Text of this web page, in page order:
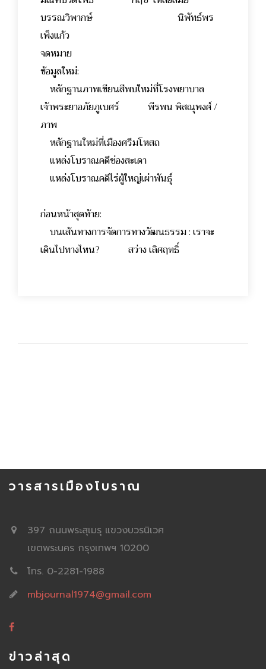
บรรณวิพากษ์ นิพัทธ์พร
เพ็งแก้ว
จดหมาย
ข้อมูลใหม่:
หลักฐานภาพเขียนสีพบใหม่ที่โรงพยาบาล
เจ้าพระยาอภัยภูเบศร์ พีรพน พิสณุพงศ์ /
ภาพ
หลักฐานใหม่ที่เมืองศรีมโหสถ
แหล่งโบราณคดีช่องสะเดา
แหล่งโบราณคดีไร่ผู้ใหญ่เผ่าพันธุ์
ก่อนหน้าสุดท้าย:
บนเส้นทางการจัดการทางวัฒนธรรม : เราจะ
เดินไปทางไหน? สว่าง เลิศฤทธิ์
วารสารเมืองโบราณ
397 ถนนพระสุเมรุ แขวงบวรนิเวศ
เขตพระนคร กรุงเทพฯ 10200
โทร. 0-2281-1988
mbjournal1974@gmail.com
ข่าวล่าสุด